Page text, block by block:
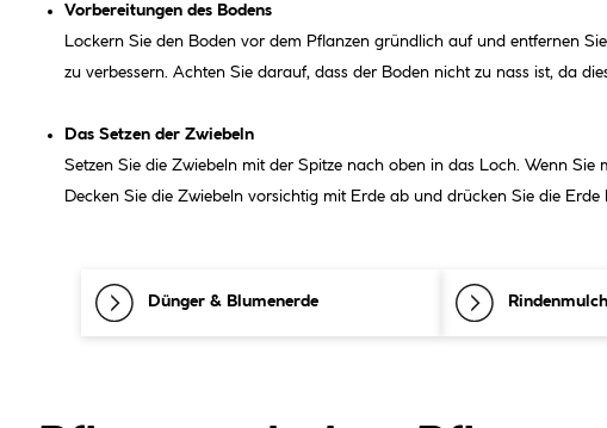
Vorbereitungen des Bodens
Lockern Sie den Boden vor dem Pflanzen gründlich auf und entfernen
zu verbessern. Achten Sie darauf, dass der Boden nicht zu nass ist, da
Das Setzen der Zwiebeln
Setzen Sie die Zwiebeln mit der Spitze nach oben in das Loch. Wenn
Decken Sie die Zwiebeln vorsichtig mit Erde ab und drücken Sie die
Dünger & Blumenerde Rindenmulch